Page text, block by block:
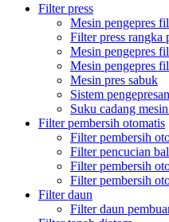
Filter press
Mesin pengepres
Filter press rangka
Mesin pengepres
Mesin pengepres
Mesin pres sabuk
Sistem
Suku cadang
Filter pembersih otomatis
Filter pembersih
Filter pencucian
Filter pembersih
Filter pembersih
Filter daun
Filter daun